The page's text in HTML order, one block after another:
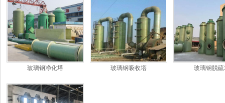
玻璃钢净化塔 玻璃钢吸收塔 玻璃钢脱